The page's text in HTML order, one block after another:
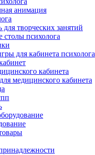
анимация
для творческих занятий
столы психолога
для кабинета психолога
кабинета
медицинского кабинета